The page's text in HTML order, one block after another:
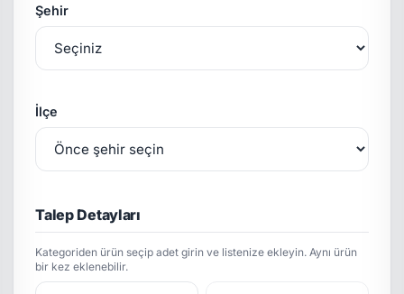
Şehir
İlçe
Talep Detayları
Kategoriden ürün seçip adet girin ve listenize ekleyin. Aynı ürün
bir kez eklenebilir.